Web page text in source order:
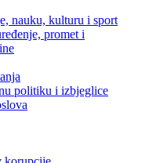
nauku, kulturu i sport
promet i
politiku i izbjeglice